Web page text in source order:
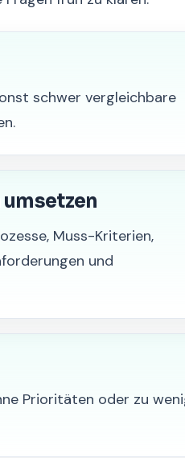
schwer vergleichbare
Muss-Kriterien,
und
Prioritäten oder zu